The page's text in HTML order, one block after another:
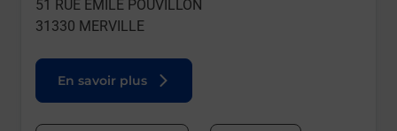
51 RUE EMILE POUVILLON
31330 MERVILLE
En savoir plus